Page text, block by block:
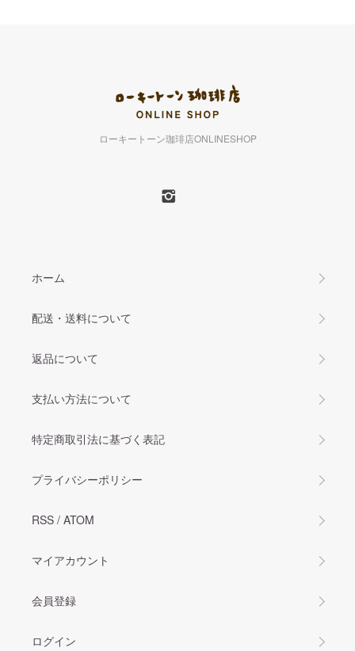
ローキートーン珈琲店ONLINESHOP
ホーム
配送・送料について
返品について
支払い方法について
特定商取引法に基づく表記
プライバシーポリシー
RSS / ATOM
マイアカウント
会員登録
ログイン